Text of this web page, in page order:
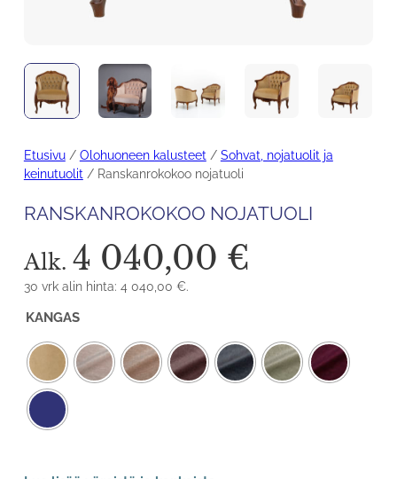
Etusivu/ Olohuoneen kalusteet / Sohvat, nojatuolit ja
keinutuolit / Ranskanrokokoo nojatuoli
RANSKANROKOKOO NOJATUOLI
Alk. 4 040,00 €
30 vrk alin hinta: 4 040,00 €.
KANGAS